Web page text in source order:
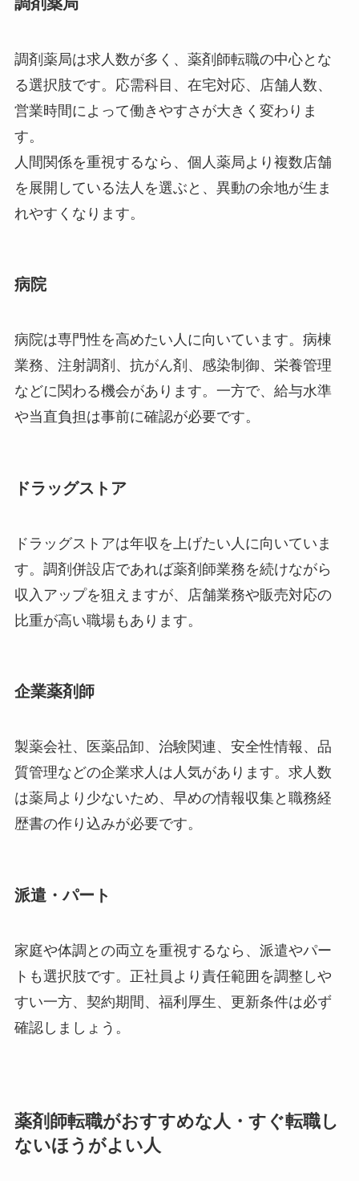
調剤薬局
調剤薬局は求人数が多く、薬剤師転職の中心とな
る選択肢です。応需科目、在宅対応、店舗人数、
営業時間によって働きやすさが大きく変わりま
す。
人間関係を重視するなら、個人薬局より複数店舗
を展開している法人を選ぶと、異動の余地が生ま
れやすくなります。
病院
病院は専門性を高めたい人に向いています。病棟
業務、注射調剤、抗がん剤、感染制御、栄養管理
などに関わる機会があります。一方で、給与水準
や当直負担は事前に確認が必要です。
ドラッグストア
ドラッグストアは年収を上げたい人に向いていま
す。調剤併設店であれば薬剤師業務を続けながら
収入アップを狙えますが、店舗業務や販売対応の
比重が高い職場もあります。
企業薬剤師
製薬会社、医薬品卸、治験関連、安全性情報、品
質管理などの企業求人は人気があります。求人数
は薬局より少ないため、早めの情報収集と職務経
歴書の作り込みが必要です。
派遣・パート
家庭や体調との両立を重視するなら、派遣やパー
トも選択肢です。正社員より責任範囲を調整しや
すい一方、契約期間、福利厚生、更新条件は必ず
確認しましょう。
薬剤師転職がおすすめな人・すぐ転職し
ないほうがよい人